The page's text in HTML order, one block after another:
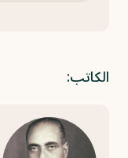
الكاتب: